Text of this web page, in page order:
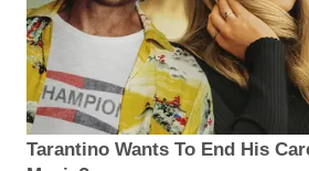
Tarantino Wants To End His